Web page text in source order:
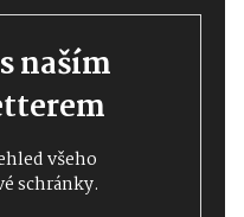
naším
všeho
schránky.